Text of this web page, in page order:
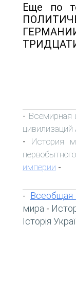
Еще по
- Всемирная
цивилизаций
- История
империи -
- Всеобщая
мира -
Історія